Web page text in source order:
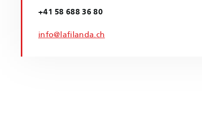
+41 58 688 36 80
info@lafilanda.ch